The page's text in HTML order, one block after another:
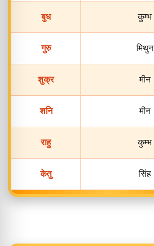
बुध कुम्भ
गुरु मिथुन
शुक्र मीन
शनि मीन
राहु कुम्भ
केतु सिंह